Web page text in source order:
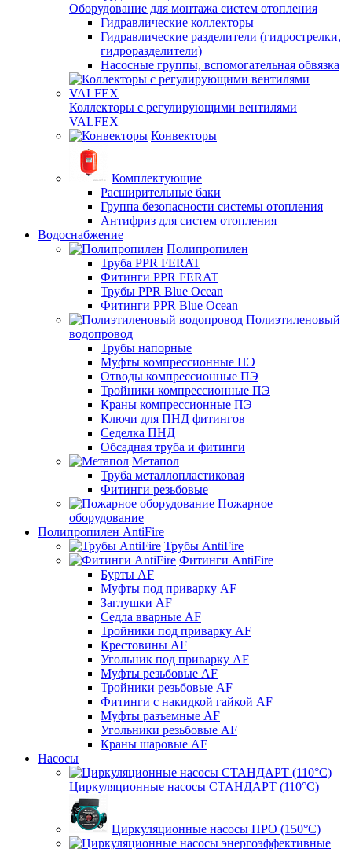
Оборудование для монтажа систем отопления
Гидравлические коллекторы
Гидравлические разделители (гидрострелки,
гидроразделители)
Насосные группы, вспомогательная обвязка
Коллекторы с регулирующими вентилями
VALFEX
Конвекторы
Комплектующие
Расширительные баки
Группа безопасности системы отопления
Антифриз для систем отопления
Водоснабжение
Полипропилен
Труба PPR FERAT
Фитинги PPR FERAT
Трубы PPR Blue Ocean
Фитинги PPR Blue Ocean
Полиэтиленовый
водопровод
Трубы напорные
Муфты компрессионные ПЭ
Отводы компрессионные ПЭ
Тройники компрессионные ПЭ
Краны компрессионные ПЭ
Ключи для ПНД фитингов
Седелка ПНД
Обсадная труба и фитинги
Метапол
Труба металлопластиковая
Фитинги резьбовые
Пожарное
оборудование
Полипропилен AntiFire
Трубы AntiFire
Фитинги AntiFire
Бурты AF
Муфты под приварку AF
Заглушки AF
Седла вварные AF
Тройники под приварку AF
Крестовины AF
Угольник под приварку AF
Муфты резьбовые AF
Тройники резьбовые AF
Фитинги с накидкой гайкой AF
Муфты разъемные AF
Угольники резьбовые AF
Краны шаровые AF
Насосы
Циркуляционные насосы СТАНДАРТ (110°C)
Циркуляционные насосы ПРО (150°C)